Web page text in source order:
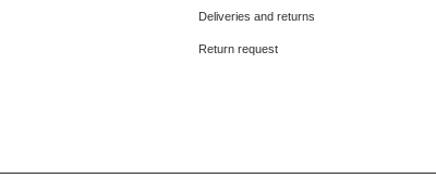
Deliveries and returns
Return request